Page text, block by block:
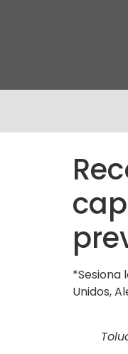
*Sesiona
Unidos,